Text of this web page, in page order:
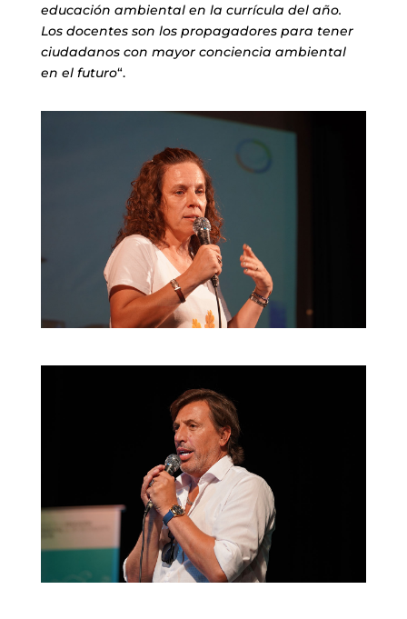
educación ambiental en la currícula del año.
Los docentes son los propagadores para tener
ciudadanos con mayor conciencia ambiental
en el futuro“.